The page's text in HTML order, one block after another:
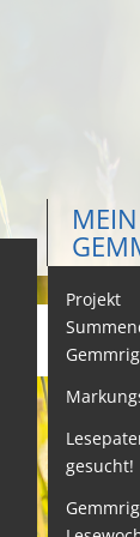
MEIN
Projekt
gesucht!